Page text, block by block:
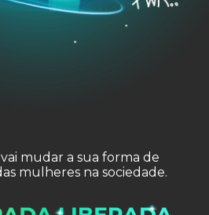
mudar a sua forma de
mulheres na sociedade.